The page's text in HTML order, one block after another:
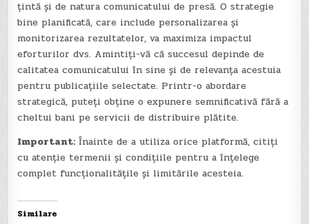
țintă și de natura comunicatului de presă. O strategie
bine planificată, care include personalizarea și
monitorizarea rezultatelor, va maximiza impactul
eforturilor dvs. Amintiți-vă că succesul depinde de
calitatea comunicatului în sine și de relevanța acestuia
pentru publicațiile selectate. Printr-o abordare
strategică, puteți obține o expunere semnificativă fără a
cheltui bani pe servicii de distribuire plătite.
Important: Înainte de a utiliza orice platformă, citiți
cu atenție termenii și condițiile pentru a înțelege
complet funcționalitățile și limitările acesteia.
Similare